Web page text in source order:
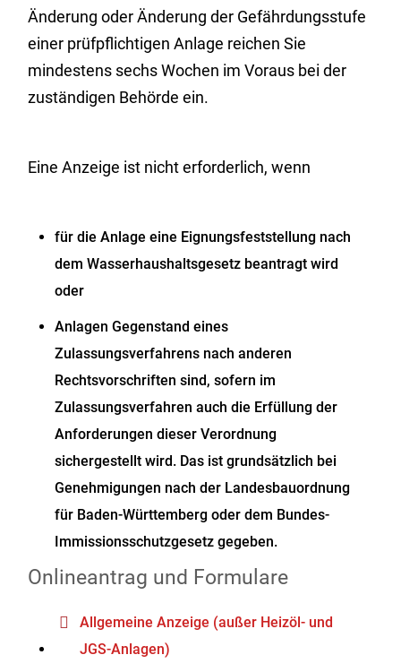
Änderung oder Änderung der Gefährdungsstufe
einer prüfpflichtigen Anlage reichen Sie
mindestens sechs Wochen im Voraus bei der
zuständigen Behörde ein.
Eine Anzeige ist nicht erforderlich, wenn
für die Anlage eine Eignungsfeststellung nach
dem Wasserhaushaltsgesetz beantragt wird
oder
Anlagen Gegenstand eines
Zulassungsverfahrens nach anderen
Rechtsvorschriften sind, sofern im
Zulassungsverfahren auch die Erfüllung der
Anforderungen dieser Verordnung
sichergestellt wird. Das ist grundsätzlich bei
Genehmigungen nach der Landesbauordnung
für Baden-Württemberg oder dem Bundes-
Immissionsschutzgesetz gegeben.
Onlineantrag und Formulare
Allgemeine Anzeige (außer Heizöl- und
JGS-Anlagen)